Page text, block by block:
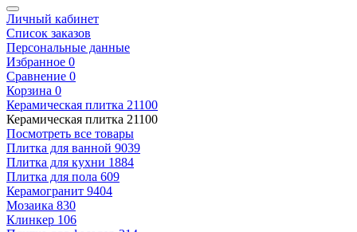
Личный кабинет
Список заказов
Персональные данные
Избранное 0
Сравнение 0
Корзина 0
Керамическая плитка 21100
Керамическая плитка 21100
Посмотреть все товары
Плитка для ванной 9039
Плитка для кухни 1884
Плитка для пола 609
Керамогранит 9404
Мозаика 830
Клинкер 106